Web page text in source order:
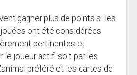
gagner plus de points si les
ont été considérées
pertinentes et
le joueur actif, soit par les
préféré et les cartes de